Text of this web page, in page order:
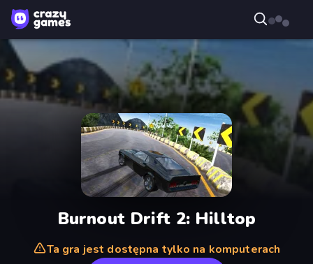
Burnout Drift 2: Hilltop
Ta gra jest dostępna tylko na komputerach